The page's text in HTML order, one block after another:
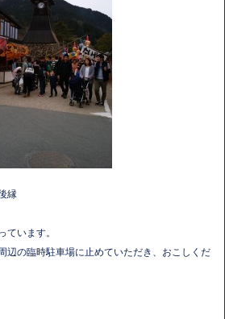
縁
ています。
辺の臨時駐車場に止めていただき、おこしくだ